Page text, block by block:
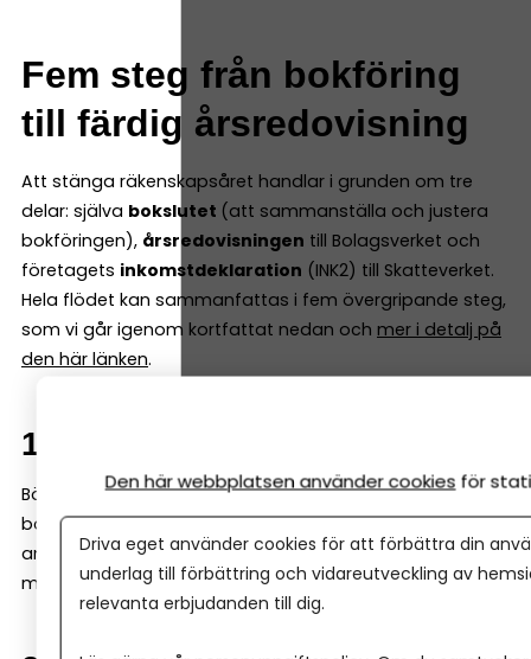
Fem steg från bokföring
till färdig årsredovisning
Att stänga räkenskapsåret handlar i grunden om tre
delar: själva bokslutet (att sammanställa och justera
bokföringen), årsredovisningen till Bolagsverket och
företagets inkomstdeklaration (INK2) till Skatteverket.
Hela flödet kan sammanfattas i fem övergripande steg,
som vi går igenom kortfattat nedan och mer i detalj på
den här länken.
1. Stäm av bokföringen
Börja med att säkerställa att alla affärshändelser är
bokförda och att eventuella periodiseringar, lager och
andra justeringar är gjorda. Nu gör du även din
momsrapport för bokslutsperioden.
Den här webbplatsen använder cookies för
Driva eget använder cookies för att förbättra din
underlag till förbättring och vidareutveckling av
relevanta erbjudanden till dig.